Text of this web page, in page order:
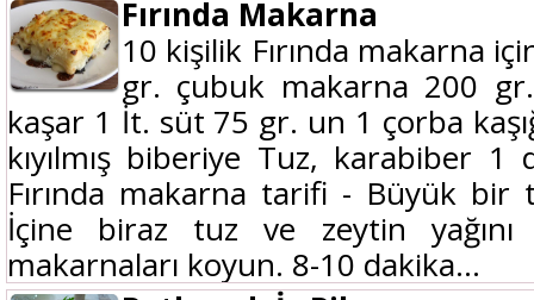
Fırında Makarna
10 kişilik Fırında makarna
gr. çubuk makarna 200
kaşar 1 İt. süt 75 gr. un 1 çorba
kıyılmış biberiye Tuz, karabiber 1
Fırında makarna tarifi - Büyük
İçine biraz tuz ve zeytin yağını
makarnaları koyun. 8-10 dakika...